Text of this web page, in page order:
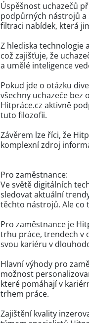
Úspěšnost uchazečů
podpůrných nástrojů a
filtraci nabídek, která
Z hlediska technologie
což zajišťuje, že
a umělé inteligence
Pokud jde o otázku
všechny uchazeče bez
Hitpráce.cz aktivně
tuto filozofii.
Závěrem lze říci, že
komplexní zdroj
Pro zaměstnance:
Ve světě digitálních
sledovat aktuální
těchto nástrojů. Ale co
Pro zaměstnance je
trhu práce, trendech v
svou kariéru v
Hlavní výhody pro
možnost
které pomáhají v
trhem práce.
Zajištění kvality